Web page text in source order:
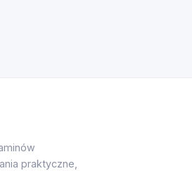
praktyczne,